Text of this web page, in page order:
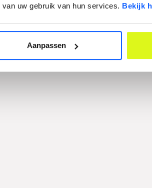
uw gebruik van hun services. Bekijk
Aanpassen